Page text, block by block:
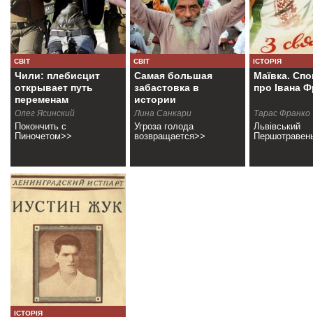
СВІТ
Чили: плебисцит
открывает путь
переменам
Олег Ясинский
Покончить с
Пиночетом>>
СВІТ
Самая большая
забастовка в
истории
Лина Санкари
Угроза голода
возвращается>>
ІСТОРІЯ
Маївка.
про Івана
Тарас Франко
Львівський
ІСТОРІЯ